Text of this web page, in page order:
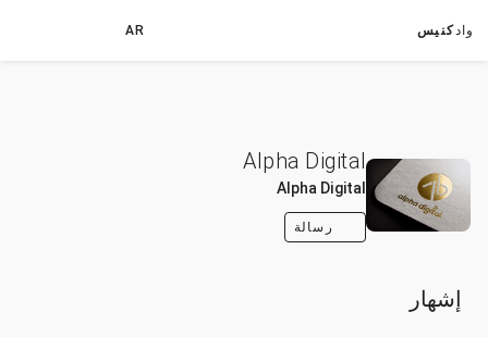
وادكنيس AR
Alpha Digital
Alpha Digital
رسالة
إشهار